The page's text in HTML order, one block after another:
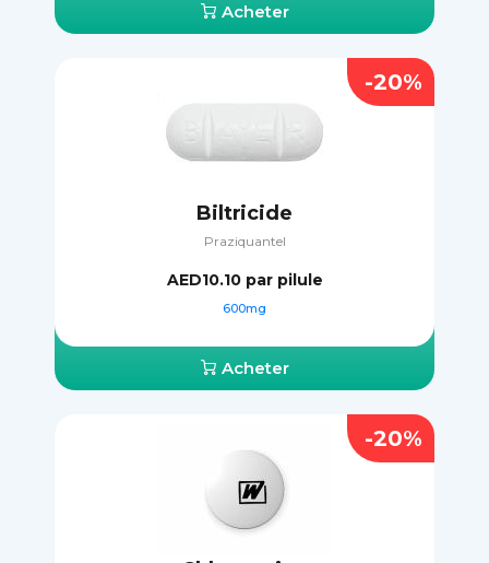
Acheter
Biltricide
Praziquantel
AED10.10 par pilule
600mg
Acheter
-20%
-20%